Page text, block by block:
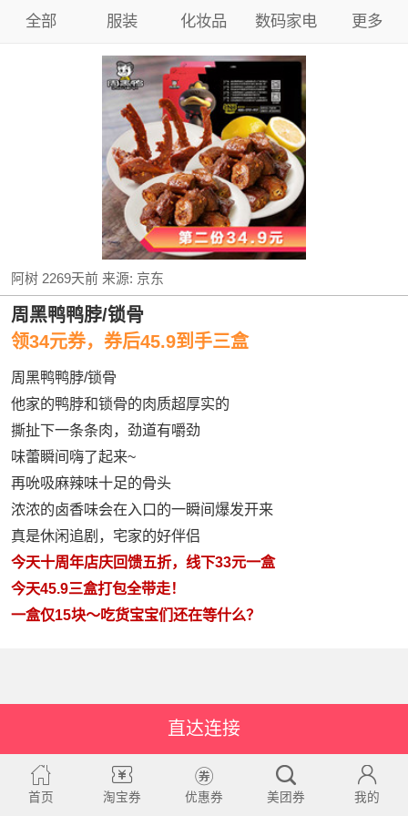
全部 服装 化妆品 数码家电 更多
阿树 2269天前来源: 京东
周黑鸭鸭脖/锁骨
领34元券，券后45.9到手三盒
周黑鸭鸭脖/锁骨
他家的鸭脖和锁骨的肉质超厚实的
撕扯下一条条肉，劲道有嚼劲
味蕾瞬间嗨了起来~
再吮吸麻辣味十足的骨头
浓浓的卤香味会在入口的一瞬间爆发开来
真是休闲追剧，宅家的好伴侣
今天十周年店庆回馈五折，线下33元一盒
今天45.9三盒打包全带走！
一盒仅15块～吃货宝宝们还在等什么？
直达连接
首页 淘宝券 优惠券 美团券 我的